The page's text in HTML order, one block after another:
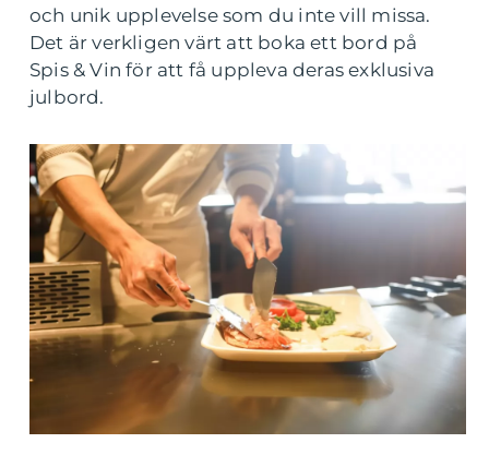
och unik upplevelse som du inte vill missa.
Det är verkligen värt att boka ett bord på
Spis & Vin för att få uppleva deras exklusiva
julbord.